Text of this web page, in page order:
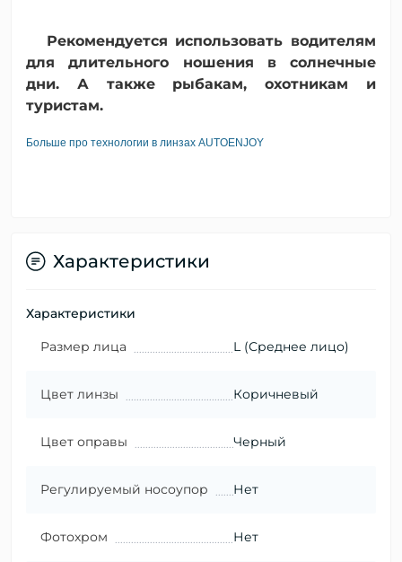
Рекомендуется использовать водителям
для длительного ношения в солнечные
дни. А также рыбакам, охотникам и
туристам.
Больше про технологии в линзах AUTOENJOY
Характеристики
Характеристики
Размер лица L (Среднее лицо)
Цвет линзы Коричневый
Цвет оправы Черный
Регулируемый носоупор Нет
Фотохром Нет